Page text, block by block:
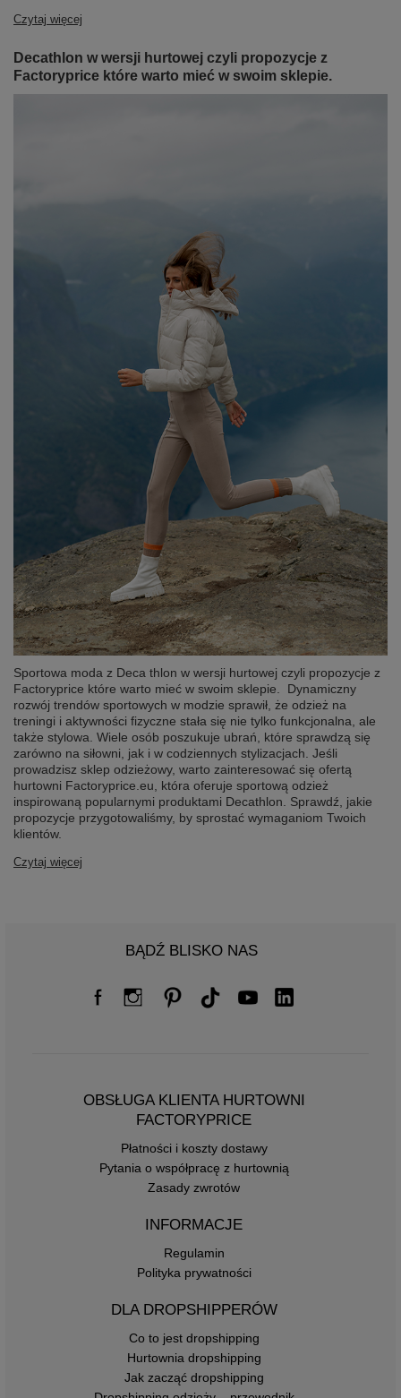
Czytaj więcej
Decathlon w wersji hurtowej czyli propozycje z
Factoryprice które warto mieć w swoim sklepie.
Sportowa moda z Deca thlon w wersji hurtowej czyli propozycje z
Factoryprice które warto mieć w swoim sklepie. Dynamiczny
rozwój trendów sportowych w modzie sprawił, że odzież na
treningi i aktywności fizyczne stała się nie tylko funkcjonalna, ale
także stylowa. Wiele osób poszukuje ubrań, które sprawdzą się
zarówno na siłowni, jak i w codziennych stylizacjach. Jeśli
prowadzisz sklep odzieżowy, warto zainteresować się ofertą
hurtowni Factoryprice.eu, która oferuje sportową odzież
inspirowaną popularnymi produktami Decathlon. Sprawdź, jakie
propozycje przygotowaliśmy, by sprostać wymaganiom Twoich
klientów.
Czytaj więcej
BĄDŹ BLISKO NAS
OBSŁUGA KLIENTA HURTOWNI
FACTORYPRICE
Płatności i koszty dostawy
Pytania o współpracę z hurtownią
Zasady zwrotów
INFORMACJE
Regulamin
Polityka prywatności
DLA DROPSHIPPERÓW
Co to jest dropshipping
Hurtownia dropshipping
Jak zacząć dropshipping